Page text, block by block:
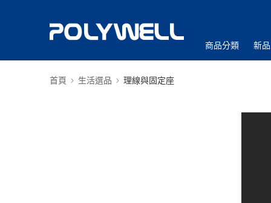
商品分類 新
首頁 生活選品 理線與固定座